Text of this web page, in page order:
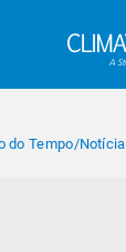
do Tempo/